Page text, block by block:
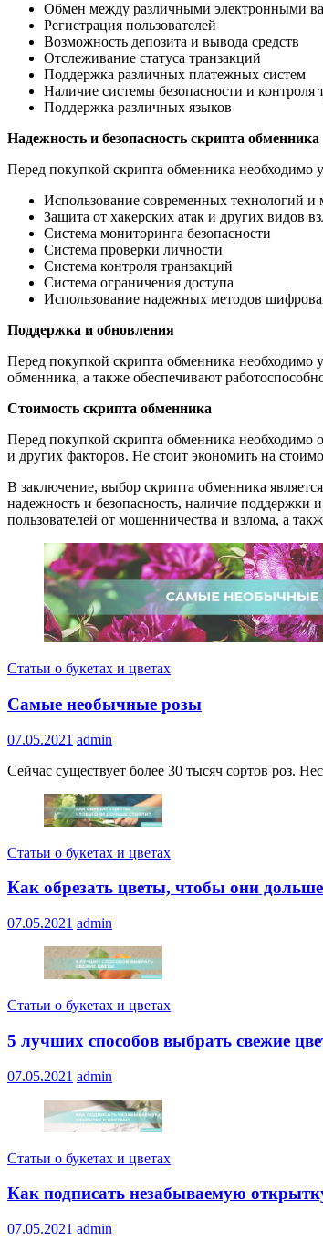
Обмен между различными электронными
Регистрация пользователей
Возможность депозита и вывода средств
Отслеживание статуса транзакций
Поддержка различных платежных систем
Наличие системы безопасности и контроля
Поддержка различных языков
Надежность и безопасность скрипта обменника
Перед покупкой скрипта обменника необходимо
Использование современных технологий и
Защита от хакерских атак и других видов
Система мониторинга безопасности
Система проверки личности
Система контроля транзакций
Система ограничения доступа
Использование надежных методов
Поддержка и обновления
Перед покупкой скрипта обменника необходимо
обменника, а также обеспечивают
Стоимость скрипта обменника
Перед покупкой скрипта обменника необходимо
и других факторов. Не стоит экономить на
В заключение, выбор скрипта обменника
надежность и безопасность, наличие
пользователей от мошенничества и взлома, а
Статьи о букетах и цветах
Самые необычные розы
07.05.2021 admin
Сейчас существует более 30 тысяч сортов роз.
Статьи о букетах и цветах
Как обрезать цветы, чтобы они
07.05.2021 admin
Статьи о букетах и цветах
5 лучших способов выбрать свежие
07.05.2021 admin
Статьи о букетах и цветах
Как подписать незабываемую
07.05.2021 admin